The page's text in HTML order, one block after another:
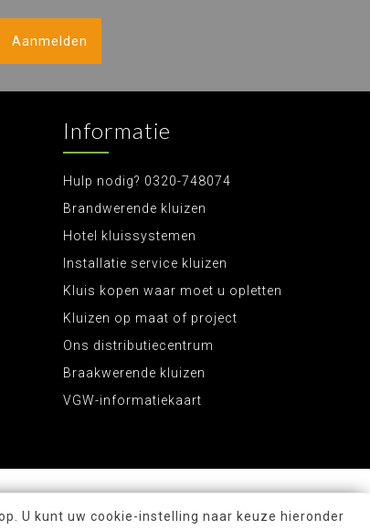
Aanmelden
Informatie
Hulp nodig? 0320-748074
Brandwerende kluizen
Hotel kluissystemen
Installatie service kluizen
Kluis kopen waar moet u opletten
Kluizen op maat of project
Ons distributiecentrum
Braakwerende kluizen
VGW-informatiekaart
U kunt uw cookie-instelling naar keuze hieronder